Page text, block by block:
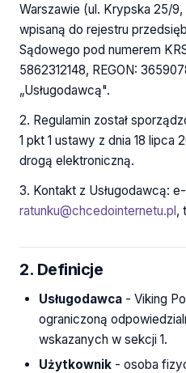
Warszawie (ul. Krypska 25/
wpisaną do rejestru
Sądowego pod numerem
5862312148, REGON:
„Usługodawcą".
2. Regulamin został
1 pkt 1 ustawy z dnia 18 lipca
drogą elektroniczną.
3. Kontakt z Usługodawcą:
ratunku@chcedointernetu.pl,
2. Definicje
Usługodawca - Viking
ograniczoną
wskazanych w sekcji 1.
Użytkownik - osoba